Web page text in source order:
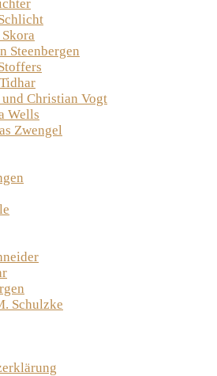
Steenbergen
Christian Vogt
Wells
Zwengel
Schulzke